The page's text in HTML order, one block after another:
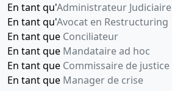
En tant qu'Administrateur Judiciaire
En tant qu'Avocat en Restructuring
En tant que Conciliateur
En tant que Mandataire ad hoc
En tant que Commissaire de justice
En tant que Manager de crise